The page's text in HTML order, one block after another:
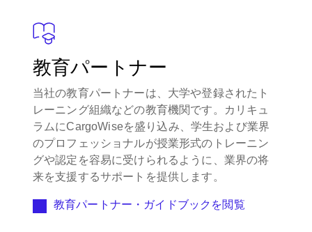
教育パートナー
当社の教育パートナーは、大学や登録されたト
レーニング組織などの教育機関です。カリキュ
ラムにCargoWiseを盛り込み、学生および業界
のプロフェッショナルが授業形式のトレーニン
グや認定を容易に受けられるように、業界の将
来を支援するサポートを提供します。
教育パートナー・ガイドブックを閲覧